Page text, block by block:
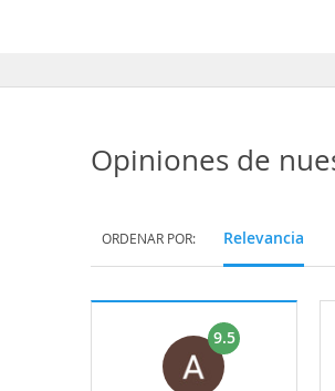
Opiniones de
ORDENAR POR: Relevancia
9.5